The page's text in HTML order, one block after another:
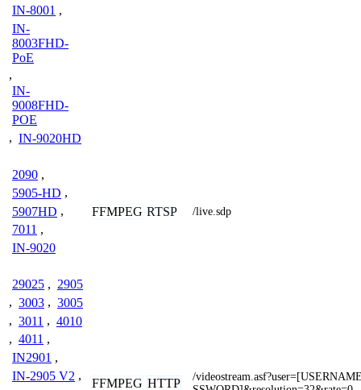
IN-8001 ,
IN-
8003FHD-
PoE
,
IN-
9008FHD-
POE
, IN-9020HD
2090 ,
5905-HD ,
5907HD ,
7011 ,
IN-9020
FFMPEG RTSP /live.sdp
29025 , 2905
, 3003 , 3005
, 3011 , 4010
, 4011 ,
IN2901 ,
IN-2905 V2 ,
FFMPEG HTTP
/